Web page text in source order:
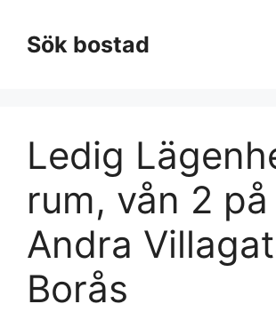
innehållSök bostad
Ledig
rum, vån 2 på
Andra
Borås